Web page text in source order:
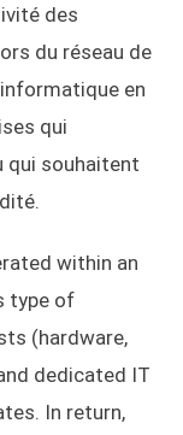
des
du réseau de
en
qui
qui souhaitent
within an
type of
(hardware,
dedicated IT
In return,